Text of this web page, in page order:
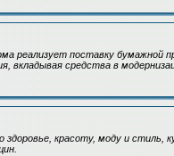
поставку бумажной
вкладывая средства в
красоту, моду и стиль,